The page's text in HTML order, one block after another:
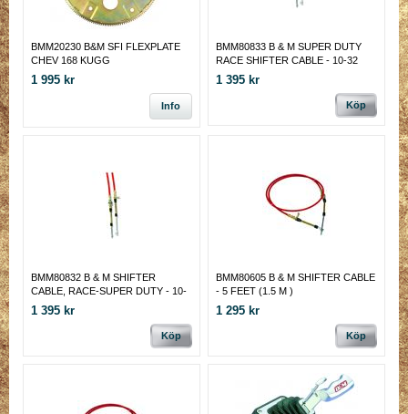
BMM20230 B&M SFI FLEXPLATE
CHEV 168 KUGG
1 995 kr
Info
BMM80833 B & M SUPER DUTY
RACE SHIFTER CABLE - 10-32
THREADS AND 2-1/2 INCH
STROKE 5 FEET LONG 1.5
1 395 kr
Köp
BMM80832 B & M SHIFTER
CABLE, RACE-SUPER DUTY - 10-
32 THREADS AND 2-1/2 INCH
STROKE 4 FEET LONG 1.2
1 395 kr
Köp
BMM80605 B & M SHIFTER CABLE
- 5 FEET (1.5 M )
1 295 kr
Köp